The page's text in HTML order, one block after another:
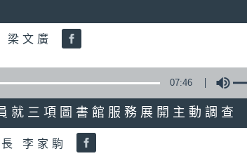
梁文廣
07:46
三項圖書館服務展開主動調查
李家駒